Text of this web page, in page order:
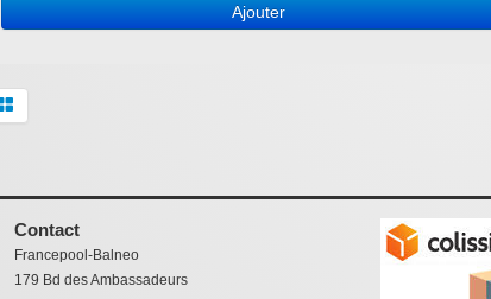
Ajouter
Contact
Francepool-Balneo
179 Bd des Ambassadeurs